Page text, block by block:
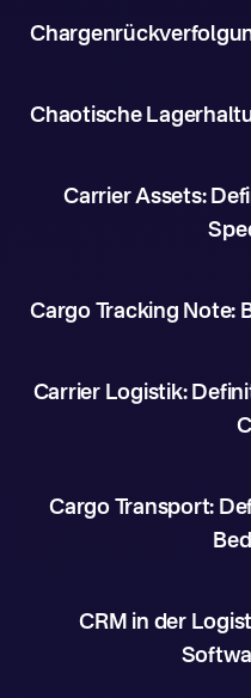
Chaotische
Carrier Assets:
Cargo Tracking Note:
Carrier Logistik:
Cargo Transport:
CRM in der